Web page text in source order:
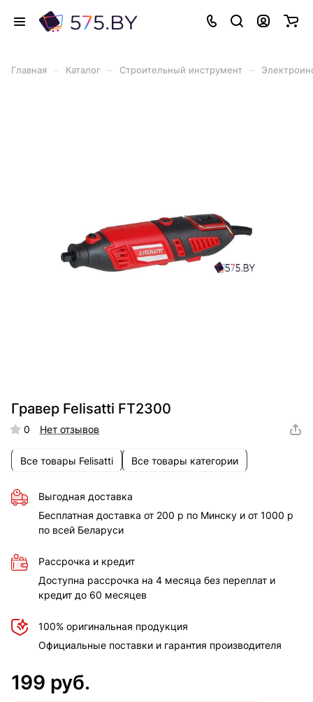
Главная Каталог Строительный инструмент
Гравер Felisatti FT2300
0 Нет отзывов
Все товары Felisatti Все товары категории
Выгодная доставка
Бесплатная доставка от 200 р по Минску и от 1000 р
по всей Беларуси
Рассрочка и кредит
Доступна рассрочка на 4 месяца без переплат и
кредит до 60 месяцев
100% оригинальная продукция
Официальные поставки и гарантия производителя
199 руб.